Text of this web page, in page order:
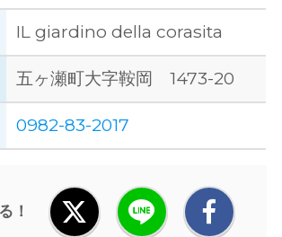
IL giardino della corasita
五ヶ瀬町大字鞍岡 1473-20
0982-83-2017
！